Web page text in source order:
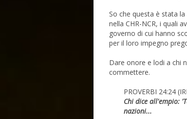
So che questa è stata
nella CHR-NCR, i quali
governo di cui hanno
per il loro impegno
Dare onore e lodi a chi
commettere.
PROVERBI 24:24
Chi dice all'empio:
nazioni...